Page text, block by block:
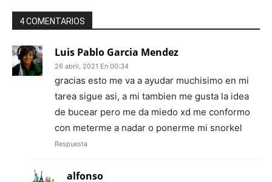
4 COMENTARIOS
Luis Pablo Garcia Mendez
26 abril, 2021 En 00:34
gracias esto me va a ayudar muchisimo en mi
tarea sigue asi, a mi tambien me gusta la idea
de bucear pero me da miedo xd me conformo
con meterme a nadar o ponerme mi snorkel
Respuesta
alfonso